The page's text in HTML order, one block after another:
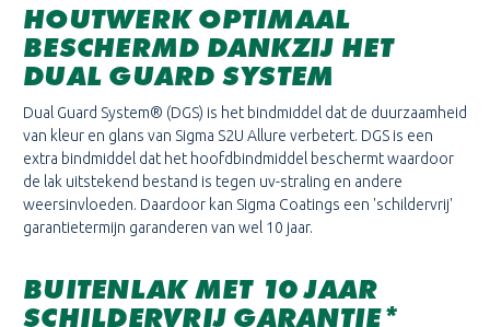
HOUTWERK OPTIMAAL
BESCHERMD DANKZIJ HET
DUAL GUARD SYSTEM
Dual Guard System® (DGS) is het bindmiddel dat de duurzaamheid
van kleur en glans van Sigma S2U Allure verbetert. DGS is een
extra bindmiddel dat het hoofdbindmiddel beschermt waardoor
de lak uitstekend bestand is tegen uv-straling en andere
weersinvloeden. Daardoor kan Sigma Coatings een 'schildervrij'
garantietermijn garanderen van wel 10 jaar.
BUITENLAK MET 10 JAAR
SCHILDERVRIJ GARANTIE*